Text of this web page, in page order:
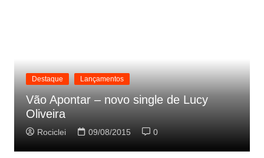
Destaque Lançamentos
Vão Apontar – novo single de Lucy
Oliveira
Rociclei 09/08/2015 0